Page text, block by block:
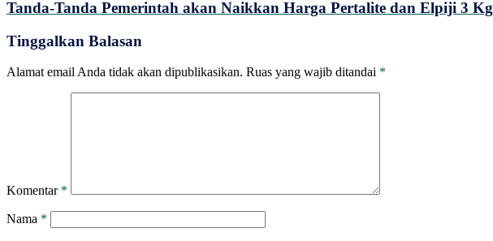
Tanda-Tanda Pemerintah akan Naikkan Harga Pertalite dan Elpiji 3 Kg
Tinggalkan Balasan
Alamat email Anda tidak akan dipublikasikan. Ruas yang wajib ditandai *
Komentar *
Nama *